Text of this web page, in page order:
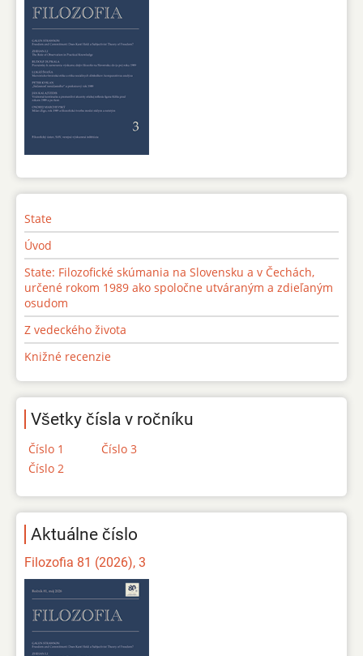
State
Úvod
State: Filozofické skúmania na Slovensku a v Čechách,
určené rokom 1989 ako spoločne utváraným a zdieľaným
osudom
Z vedeckého života
Knižné recenzie
Všetky čísla v ročníku
Číslo 1
Číslo 2
Číslo 3
Aktuálne číslo
Filozofia 81 (2026), 3